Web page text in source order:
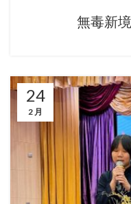
無毒新
24
2 月